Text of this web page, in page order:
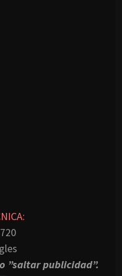
”saltar publicidad”.